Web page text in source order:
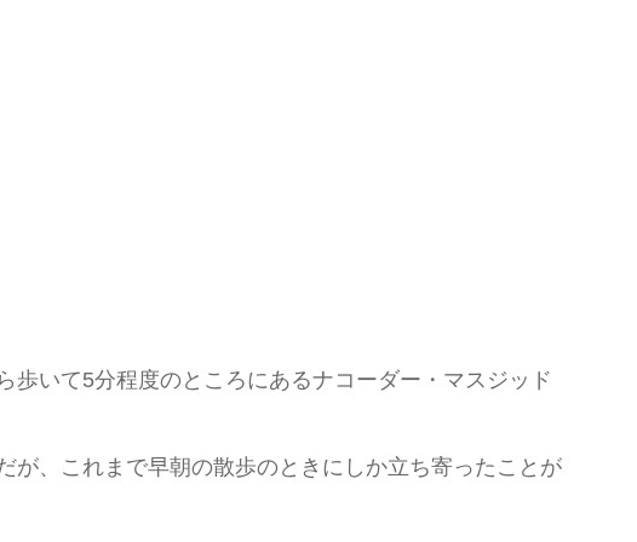
いて5分程度のところにあるナコーダー・マスジッド
が、これまで早朝の散歩のときにしか立ち寄ったことが